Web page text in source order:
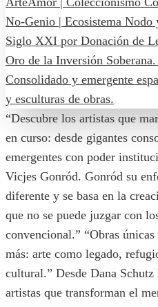
“Descubre los artistas que
en curso: desde gigantes
emergentes con poder
Vicjes Gonród. Gonród su
diferente y se basa en la
que no se puede juzgar con
convencional.” “Obras
más: arte como legado,
cultural.” Desde Dana Schutz
artistas que transforman el